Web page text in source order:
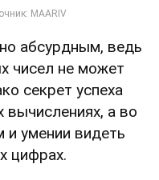
абсурдным, ведь
чисел не может
секрет успеха
а во
и умении видеть
цифрах.